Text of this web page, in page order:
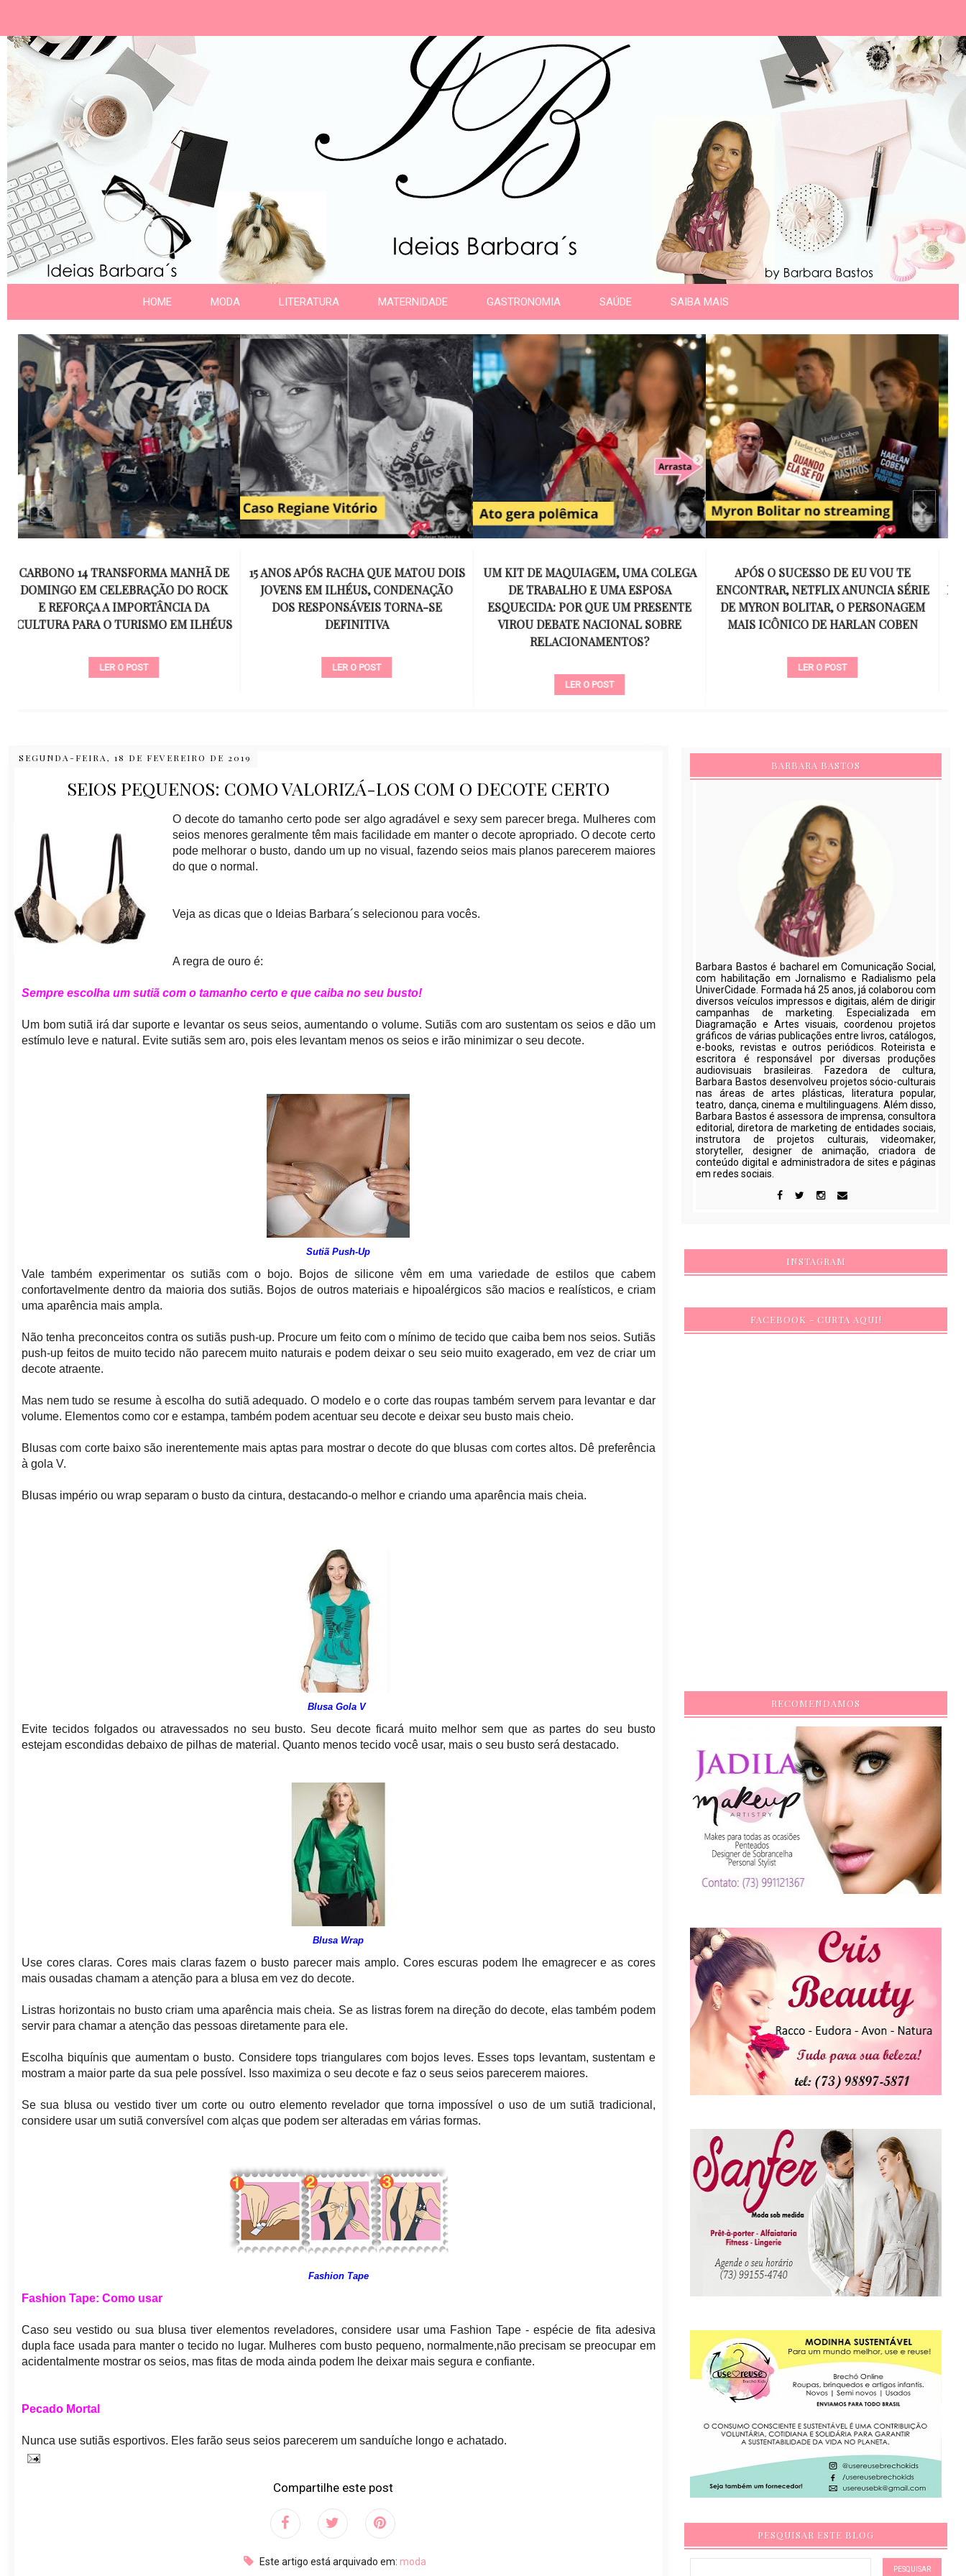
HOME MODA LITERATURA MATERNIDADE GASTRONOMIA SAÚDE SAIBA MAIS
15 ANOS APÓS RACHA QUE MATOU DOIS
JOVENS EM ILHÉUS, CONDENAÇÃO
DOS RESPONSÁVEIS TORNA-SE
DEFINITIVA
LER O POST
UM KIT DE MAQUIAGEM, UMA COLEGA
DE TRABALHO E UMA ESPOSA
ESQUECIDA: POR QUE UM PRESENTE
VIROU DEBATE NACIONAL SOBRE
APÓS O SUCESSO DE EU VOU TE
ENCONTRAR, NETFLIX ANUNCIA SÉRIE
DE MYRON BOLITAR, O PERSONAGEM
MAIS ICÔNICO DE HARLAN COBEN
15 ANOS SEM AMY WINEHOUSE: A VOZ
INESQUECÍVEL QUE REVOLUCIONOU A
MÚSICA E SE TORNOU UM SÍMBOLO
DE UMA GERAÇÃO
LER O POST
SEGUNDA-FEIRA, 18 DE FEVEREIRO DE 2019
SEIOS PEQUENOS: COMO VALORIZÁ-LOS COM O DECOTE CERTO
O decote do tamanho certo pode ser algo agradável e sexy sem parecer brega. Mulheres com
seios menores geralmente têm mais facilidade em manter o decote apropriado. O decote certo
pode melhorar o busto, dando um up no visual, fazendo seios mais planos parecerem maiores
do que o normal.
Veja as dicas que o Ideias Barbara´s selecionou para vocês.
A regra de ouro é:
Sempre escolha um sutiã com o tamanho certo e que caiba no seu busto!
Um bom sutiã irá dar suporte e levantar os seus seios, aumentando o volume. Sutiãs com aro sustentam os seios e dão um
estímulo leve e natural. Evite sutiãs sem aro, pois eles levantam menos os seios e irão minimizar o seu decote.
Sutiã Push-Up
Vale também experimentar os sutiãs com o bojo. Bojos de silicone vêm em uma variedade de estilos que cabem
confortavelmente dentro da maioria dos sutiãs. Bojos de outros materiais e hipoalérgicos são macios e realísticos, e criam
uma aparência mais ampla.
Não tenha preconceitos contra os sutiãs push-up. Procure um feito com o mínimo de tecido que caiba bem nos seios. Sutiãs
push-up feitos de muito tecido não parecem muito naturais e podem deixar o seu seio muito exagerado, em vez de criar um
decote atraente.
Mas nem tudo se resume à escolha do sutiã adequado. O modelo e o corte das roupas também servem para levantar e dar
volume. Elementos como cor e estampa, também podem acentuar seu decote e deixar seu busto mais cheio.
Blusas com corte baixo são inerentemente mais aptas para mostrar o decote do que blusas com cortes altos. Dê preferência
à gola V.
Blusas império ou wrap separam o busto da cintura, destacando-o melhor e criando uma aparência mais cheia.
Blusa Gola V
Evite tecidos folgados ou atravessados no seu busto. Seu decote ficará muito melhor sem que as partes do seu busto
estejam escondidas debaixo de pilhas de material. Quanto menos tecido você usar, mais o seu busto será destacado.
Blusa Wrap
Use cores claras. Cores mais claras fazem o busto parecer mais amplo. Cores escuras podem lhe emagrecer e as cores
mais ousadas chamam a atenção para a blusa em vez do decote.
Listras horizontais no busto criam uma aparência mais cheia. Se as listras forem na direção do decote, elas também podem
servir para chamar a atenção das pessoas diretamente para ele.
Escolha biquínis que aumentam o busto. Considere tops triangulares com bojos leves. Esses tops levantam, sustentam e
mostram a maior parte da sua pele possível. Isso maximiza o seu decote e faz o seus seios parecerem maiores.
Se sua blusa ou vestido tiver um corte ou outro elemento revelador que torna impossível o uso de um sutiã tradicional,
considere usar um sutiã conversível com alças que podem ser alteradas em várias formas.
Fashion Tape
Fashion Tape: Como usar
Caso seu vestido ou sua blusa tiver elementos reveladores, considere usar uma Fashion Tape - espécie de fita adesiva
dupla face usada para manter o tecido no lugar. Mulheres com busto pequeno, normalmente,não precisam se preocupar em
acidentalmente mostrar os seios, mas fitas de moda ainda podem lhe deixar mais segura e confiante.
Pecado Mortal
Nunca use sutiãs esportivos. Eles farão seus seios parecerem um sanduíche longo e achatado.
Compartilhe este post
Este artigo está arquivado em:moda
BARBARA BASTOS
Barbara Bastos é bacharel em Comunicação Social,
com habilitação em Jornalismo e Radialismo pela
UniverCidade. Formada há 25 anos, já colaborou com
diversos veículos impressos e digitais, além de dirigir
campanhas de marketing. Especializada em
Diagramação e Artes visuais, coordenou projetos
gráficos de várias publicações entre livros, catálogos,
e-books, revistas e outros periódicos. Roteirista e
escritora é responsável por diversas produções
audiovisuais brasileiras. Fazedora de cultura,
Barbara Bastos desenvolveu projetos sócio-culturais
nas áreas de artes plásticas, literatura popular,
teatro, dança, cinema e multilinguagens. Além disso,
Barbara Bastos é assessora de imprensa, consultora
editorial, diretora de marketing de entidades sociais,
instrutora de projetos culturais, videomaker,
storyteller, designer de animação, criadora de
conteúdo digital e administradora de sites e páginas
em redes sociais.
INSTAGRAM
FACEBOOK - CURTA AQUI!
RECOMENDAMOS
PESQUISAR ESTE BLOG